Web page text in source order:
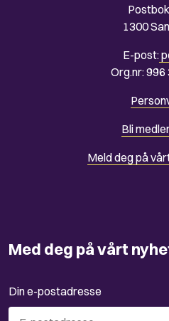
1300
E-post:
Org.nr: 996
Bli
Meld deg på
Med deg på vårt
Din e-postadresse